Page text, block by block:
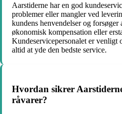
Aarstiderne har en god
problemer eller mangler ved
kundens henvendelser og
økonomisk kompensation eller
Kundeservicepersonalet er
altid at yde den bedste service.
Hvordan sikrer
råvarer?